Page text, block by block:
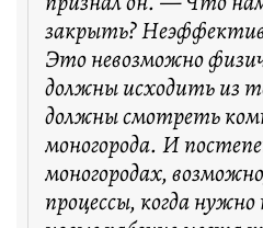
закрыть?
Это невозможно
должны исходить из
должны смотреть
моногорода. И
моногородах,
процессы, когда